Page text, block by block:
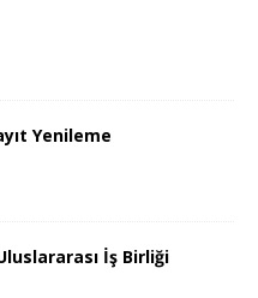
Yenileme
İş Birliği